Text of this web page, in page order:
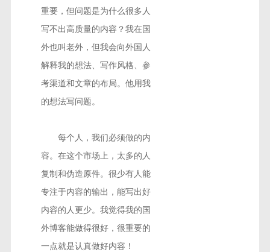
重要，但问题是为什么很多人
写不出高质量的内容？我在国
外也叫老外，但我会向外国人
解释我的想法、写作风格、参
考渠道和文章的布局。他用我
的想法写问题。
每个人，我们必须做的内
容。在这个市场上，太多的人
复制和伪造原件。很少有人能
专注于内容的输出，能写出好
内容的人更少。我觉得我的国
外博客能做得很好，很重要的
一点就是认真做好内容！